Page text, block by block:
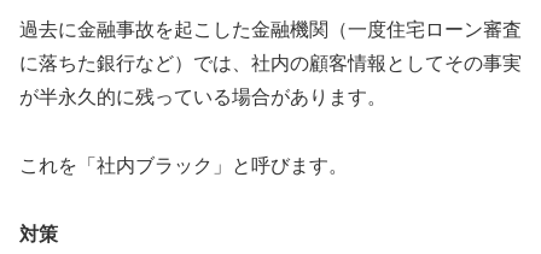
過去に金融事故を起こした金融機関（一度住宅ローン審査
に落ちた銀行など）では、社内の顧客情報としてその事実
が半永久的に残っている場合があります。
これを「社内ブラック」と呼びます。
対策